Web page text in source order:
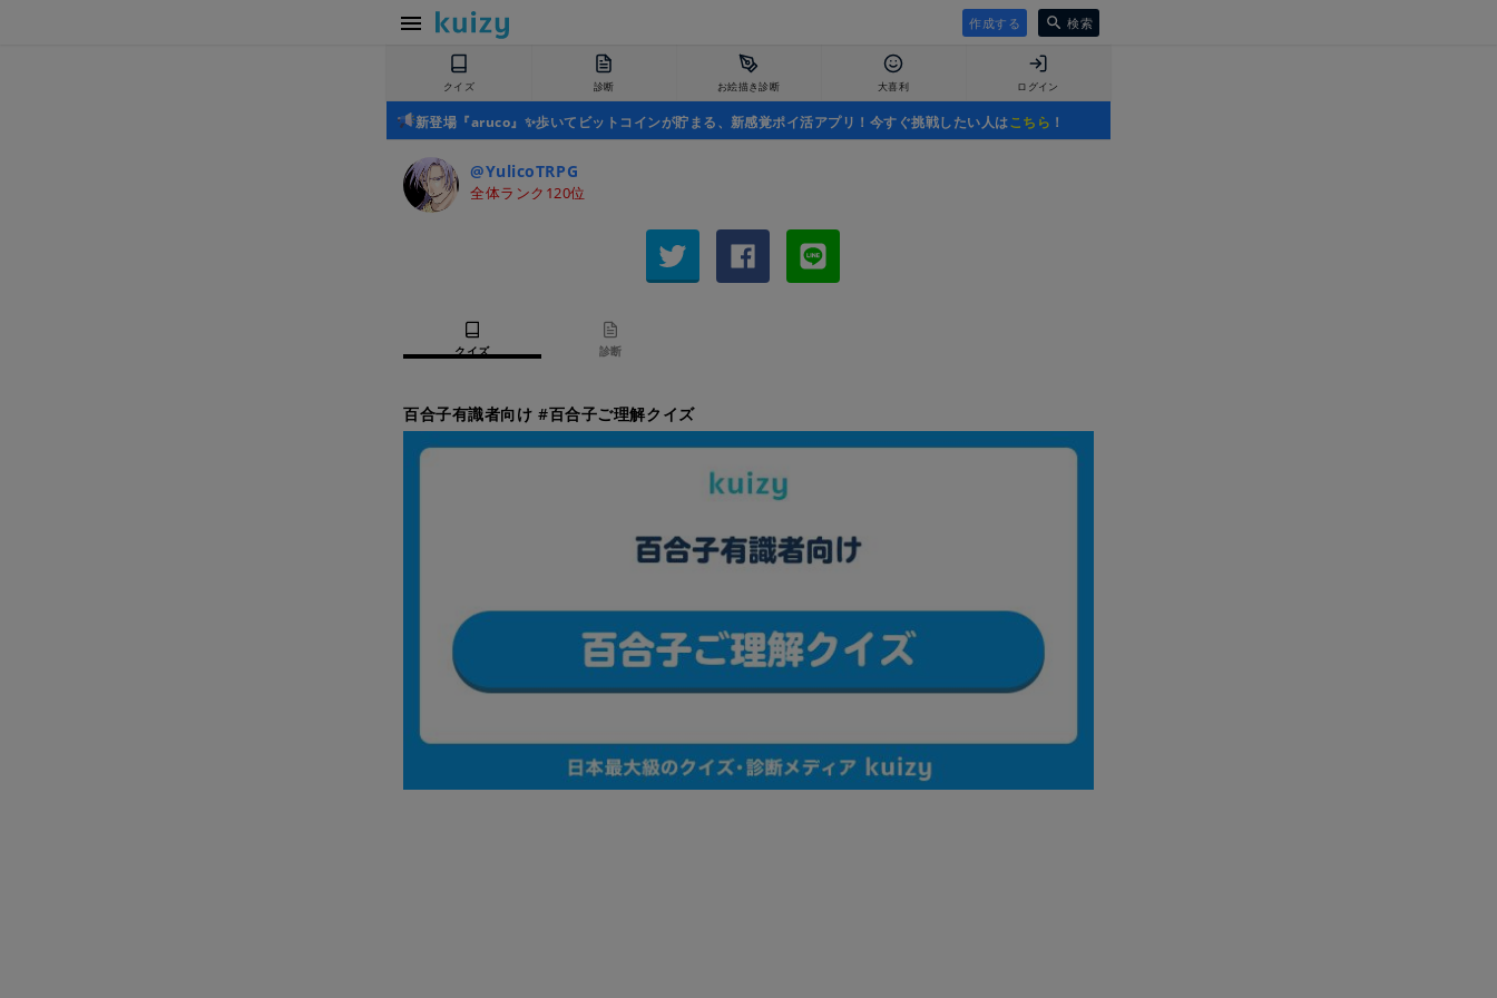
作成する 検索
クイズ 診断 お絵描き診断 大喜利 ログイン
新登場『aruco』✨歩いてビットコインが貯まる、新感覚ポイ活アプリ！今すぐ挑戦したい人はこちら ！
@YulicoTRPG
全体ランク120位
クイズ 診断
百合子有識者向け #百合子ご理解クイズ